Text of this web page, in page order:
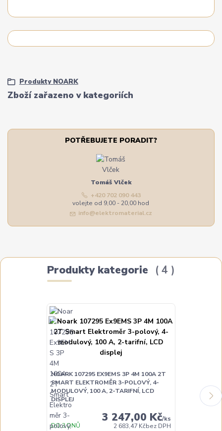
Zboží zařazeno v kategoriích
Produkty NOARK
POTŘEBUJETE PORADIT?
Tomáš Vlček
+420 702 090 443
volejte od 9,00 - 20,00 hod
info@elektromaterial.cz
Produkty kategorie 4
NOARK 107295 EX9EMS 3P 4M 100A 2T
SMART ELEKTROMĚR 3-POLOVÝ, 4-
MODULOVÝ, 100 A, 2-TARIFNÍ, LCD
DISPLEJ
3 247,00 Kč/ks
2 683,47 Kčbez DPH
DO 3 DNŮ
MODULOVÝ,